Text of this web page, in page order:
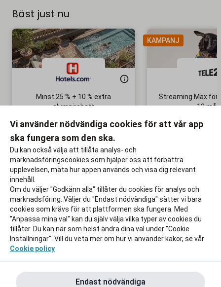
Bäst just nu
Minst 25 % + 10 % extra
alumnirabatt
Till rabatten
KAMPANJ
Streaming Max för
12 mån
Ingen
Vi använder nödvändiga cookies för att vår app
ska fungera som den ska.
Du kan också välja att tillåta analys- och
marknadsföringscookies som hjälper oss att förbättra
upplevelsen, mäta hur appen används och visa dig relevant
innehåll.
Om du väljer "Godkänn alla" tillåter du cookies för analys och
marknadsföring. Väljer du "Endast nödvändiga" sätter vi bara
cookies som krävs för att plattformen ska fungera. Med
"Anpassa mina val" kan du själv välja vilka typer av cookies du
tillåter. Du kan när som helst ändra dina val under "Cookie
Inställningar". Vill du veta mer om hur vi använder kakor, se vår
Cookie policy
Endast nödvändiga